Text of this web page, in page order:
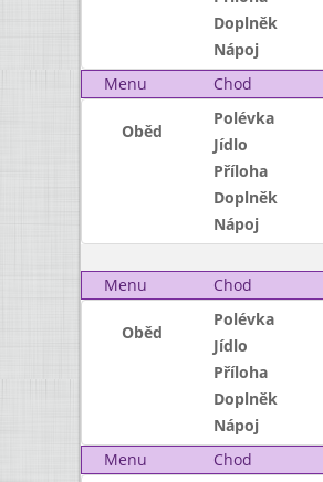
Doplněk
Nápoj
Menu
Chod
Oběd
Polévka
Jídlo
Příloha
Doplněk
Nápoj
Menu
Chod
Oběd
Polévka
Jídlo
Příloha
Doplněk
Nápoj
Menu
Chod